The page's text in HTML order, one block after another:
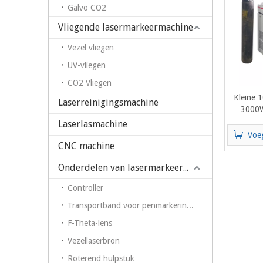
Galvo CO2
Vliegende lasermarkeermachine
Vezel vliegen
UV-vliegen
CO2 Vliegen
Laserreinigingsmachine
Laserlasmachine
CNC machine
Onderdelen van lasermarkeermachine
Controller
Transportband voor penmarkering op fiberlasermarkeermachine
F-Theta-lens
Vezellaserbron
Roterend hulpstuk
Kleine